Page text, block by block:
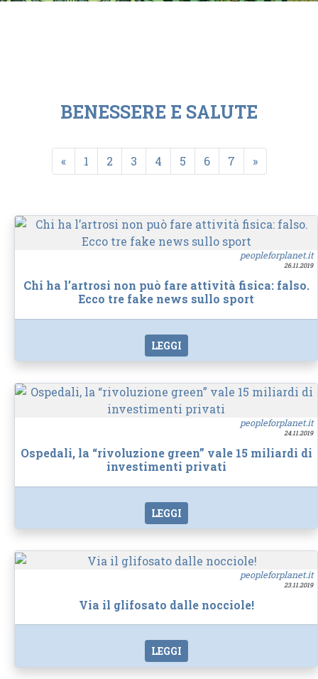
BENESSERE E SALUTE
« 1 2 3 4 5 6 7 »
peopleforplanet.it
26.11.2019
Chi ha l’artrosi non può fare attività fisica: falso.
Ecco tre fake news sullo sport
LEGGI
peopleforplanet.it
24.11.2019
Ospedali, la “rivoluzione green” vale 15 miliardi di
investimenti privati
LEGGI
peopleforplanet.it
23.11.2019
Via il glifosato dalle nocciole!
LEGGI